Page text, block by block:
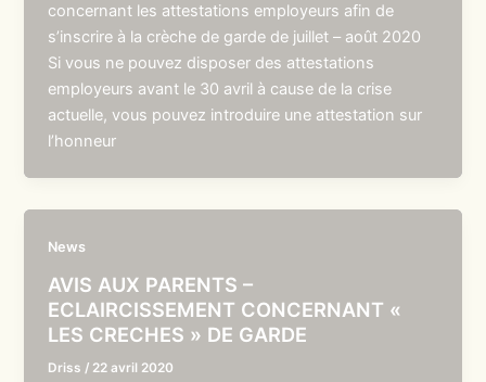
concernant les attestations employeurs afin de
s’inscrire à la crèche de garde de juillet – août 2020
Si vous ne pouvez disposer des attestations
employeurs avant le 30 avril à cause de la crise
actuelle, vous pouvez introduire une attestation sur
l’honneur
News
AVIS AUX PARENTS –
ECLAIRCISSEMENT CONCERNANT «
LES CRECHES » DE GARDE
Driss / 22 avril 2020